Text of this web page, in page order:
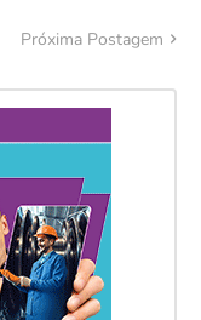
Próxima Postagem